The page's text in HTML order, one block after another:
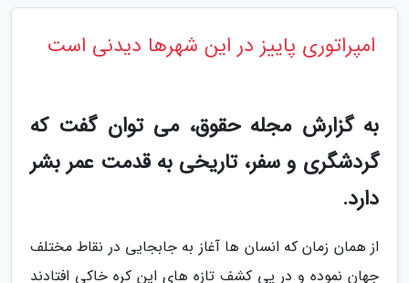
امپراتوری پاییز در این شهرها دیدنی است
به گزارش مجله حقوق، می توان گفت که
گردشگری و سفر، تاریخی به قدمت عمر بشر
دارد.
از همان زمان که انسان ها آغاز به جابجایی در نقاط مختلف
جهان نموده و در پی کشف تازه های این کره خاکی افتادند